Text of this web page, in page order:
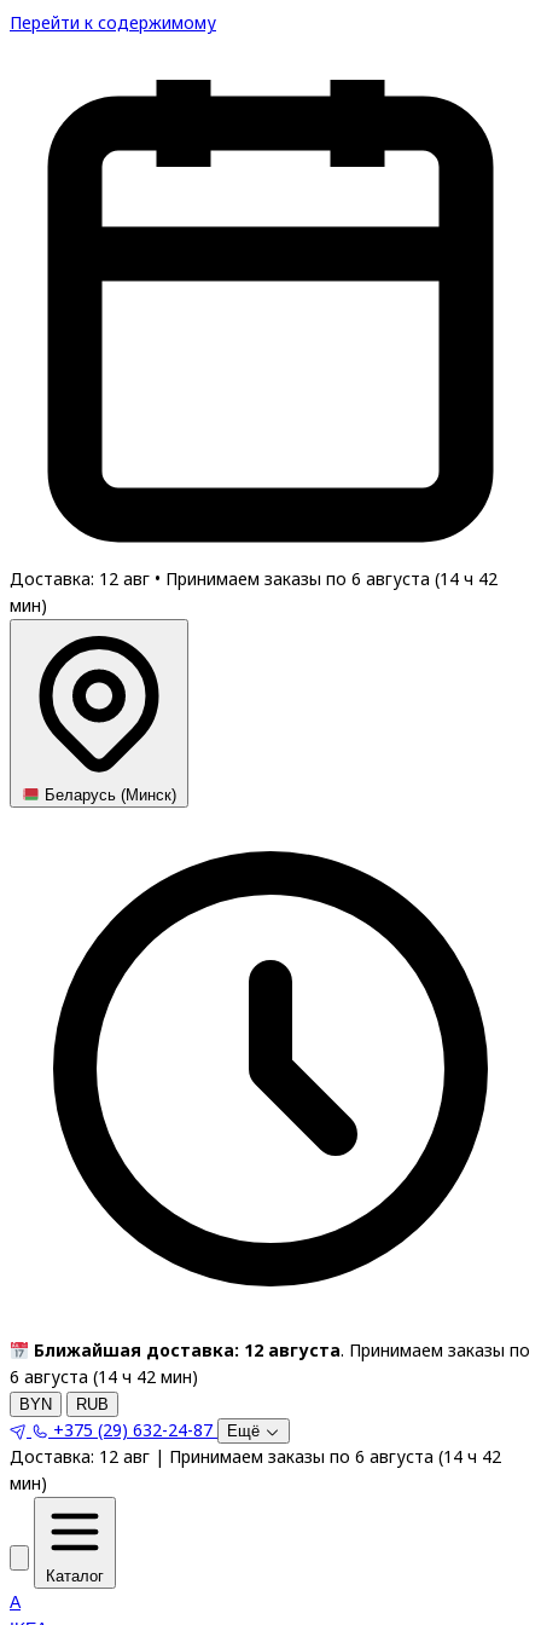
Перейти к содержимому
Доставка: 12 авг • Принимаем заказы по 6 августа (14 ч 42
мин)
Беларусь (Минск)
Ближайшая доставка: 12 августа. Принимаем заказы по
6 августа (14 ч 42 мин)
BYN RUB
+375 (29) 632-24-87 Ещё
Доставка: 12 авг | Принимаем заказы по 6 августа (14 ч 42
мин)
Каталог
A